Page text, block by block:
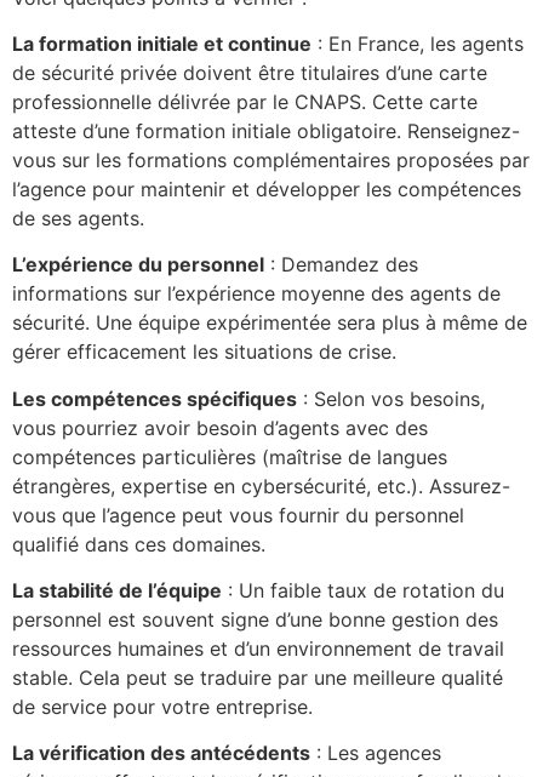
La formation initiale et continue : En France, les agents
de sécurité privée doivent être titulaires d’une carte
professionnelle délivrée par le CNAPS. Cette carte
atteste d’une formation initiale obligatoire. Renseignez-
vous sur les formations complémentaires proposées par
l’agence pour maintenir et développer les compétences
de ses agents.
L’expérience du personnel : Demandez des
informations sur l’expérience moyenne des agents de
sécurité. Une équipe expérimentée sera plus à même de
gérer efficacement les situations de crise.
Les compétences spécifiques : Selon vos besoins,
vous pourriez avoir besoin d’agents avec des
compétences particulières (maîtrise de langues
étrangères, expertise en cybersécurité, etc.). Assurez-
vous que l’agence peut vous fournir du personnel
qualifié dans ces domaines.
La stabilité de l’équipe : Un faible taux de rotation du
personnel est souvent signe d’une bonne gestion des
ressources humaines et d’un environnement de travail
stable. Cela peut se traduire par une meilleure qualité
de service pour votre entreprise.
La vérification des antécédents : Les agences